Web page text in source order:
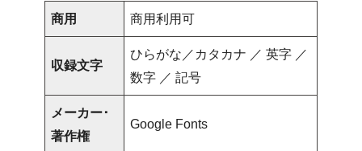
商用 商用利用可
収録文字
ひらがな／カタカナ ／ 英字 ／
数字 ／ 記号
メーカー･
著作権
Google Fonts